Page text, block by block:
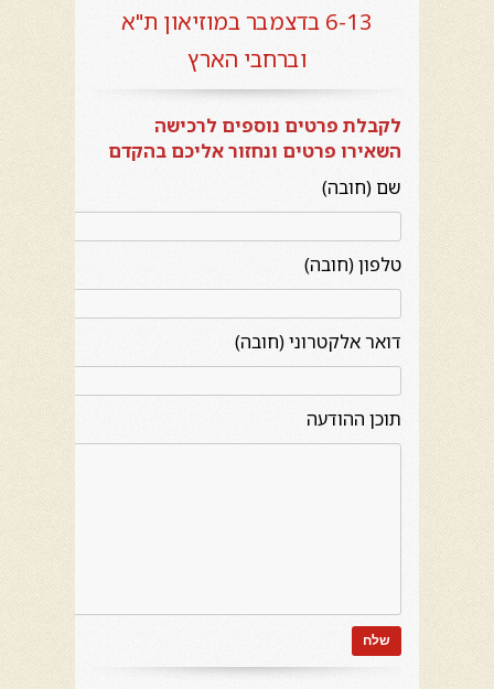
6-13 בדצמבר במוזיאון ת"א
וברחבי הארץ
לקבלת פרטים נוספים לרכישה
השאירו פרטים ונחזור אליכם בהקדם
שם (חובה)
טלפון (חובה)
דואר אלקטרוני (חובה)
תוכן ההודעה